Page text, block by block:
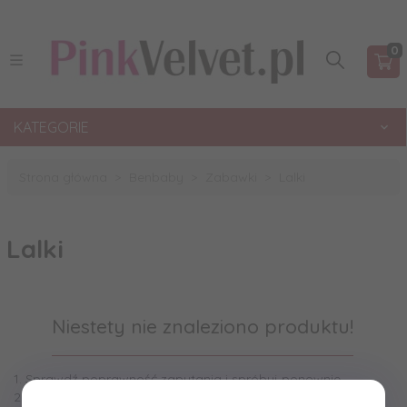
0
KATEGORIE
Lalki
Niestety nie znaleziono produktu!
1. Sprawdź poprawność zapytania i spróbuj ponownie.
2. Ogranicz szukane słowa do jednego lub dwóch.